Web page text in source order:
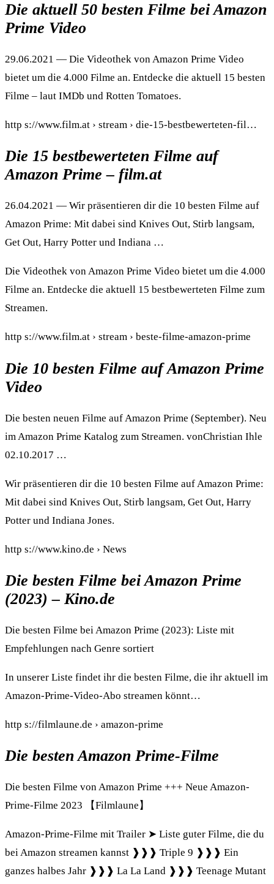
Die aktuell 50 besten Filme bei Amazon
Prime Video
29.06.2021 — Die Videothek von Amazon Prime Video
bietet um die 4.000 Filme an. Entdecke die aktuell 15 besten
Filme – laut IMDb und Rotten Tomatoes.
http s://www.film.at › stream › die-15-bestbewerteten-fil…
Die 15 bestbewerteten Filme auf
Amazon Prime – film.at
26.04.2021 — Wir präsentieren dir die 10 besten Filme auf
Amazon Prime: Mit dabei sind Knives Out, Stirb langsam,
Get Out, Harry Potter und Indiana …
Die Videothek von Amazon Prime Video bietet um die 4.000
Filme an. Entdecke die aktuell 15 bestbewerteten Filme zum
Streamen.
http s://www.film.at › stream › beste-filme-amazon-prime
Die 10 besten Filme auf Amazon Prime
Video
Die besten neuen Filme auf Amazon Prime (September). Neu
im Amazon Prime Katalog zum Streamen. vonChristian Ihle
02.10.2017 …
Wir präsentieren dir die 10 besten Filme auf Amazon Prime:
Mit dabei sind Knives Out, Stirb langsam, Get Out, Harry
Potter und Indiana Jones.
http s://www.kino.de › News
Die besten Filme bei Amazon Prime
(2023) – Kino.de
Die besten Filme bei Amazon Prime (2023): Liste mit
Empfehlungen nach Genre sortiert
In unserer Liste findet ihr die besten Filme, die ihr aktuell im
Amazon-Prime-Video-Abo streamen könnt…
http s://filmlaune.de › amazon-prime
Die besten Amazon Prime-Filme
Die besten Filme von Amazon Prime +++ Neue Amazon-
Prime-Filme 2023 【Filmlaune】
Amazon-Prime-Filme mit Trailer ➤ Liste guter Filme, die du
bei Amazon streamen kannst ❱❱❱ Triple 9 ❱❱❱ Ein
ganzes halbes Jahr ❱❱❱ La La Land ❱❱❱ Teenage Mutant